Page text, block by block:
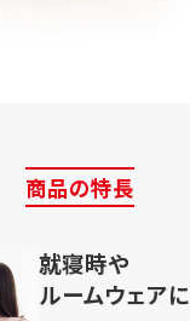
商品の特長
就寝時や
ルームウェアに